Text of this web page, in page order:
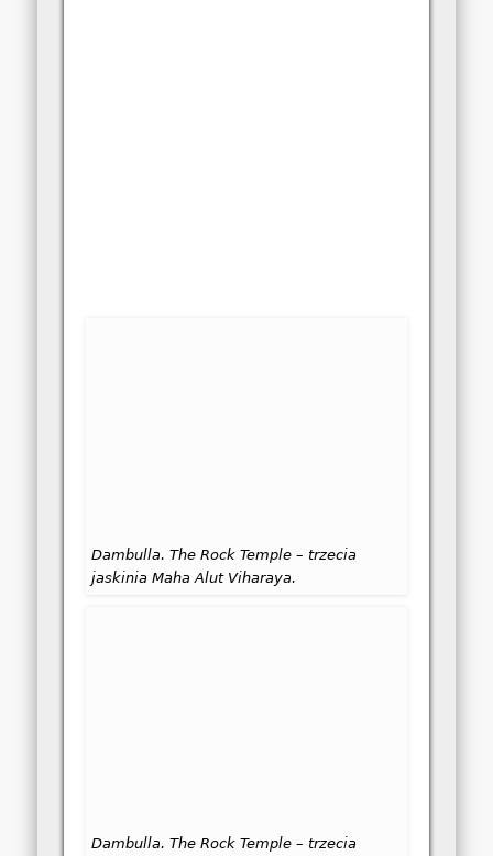
Dambulla. The Rock Temple – trzecia
jaskinia Maha Alut Viharaya.
Dambulla. The Rock Temple – trzecia